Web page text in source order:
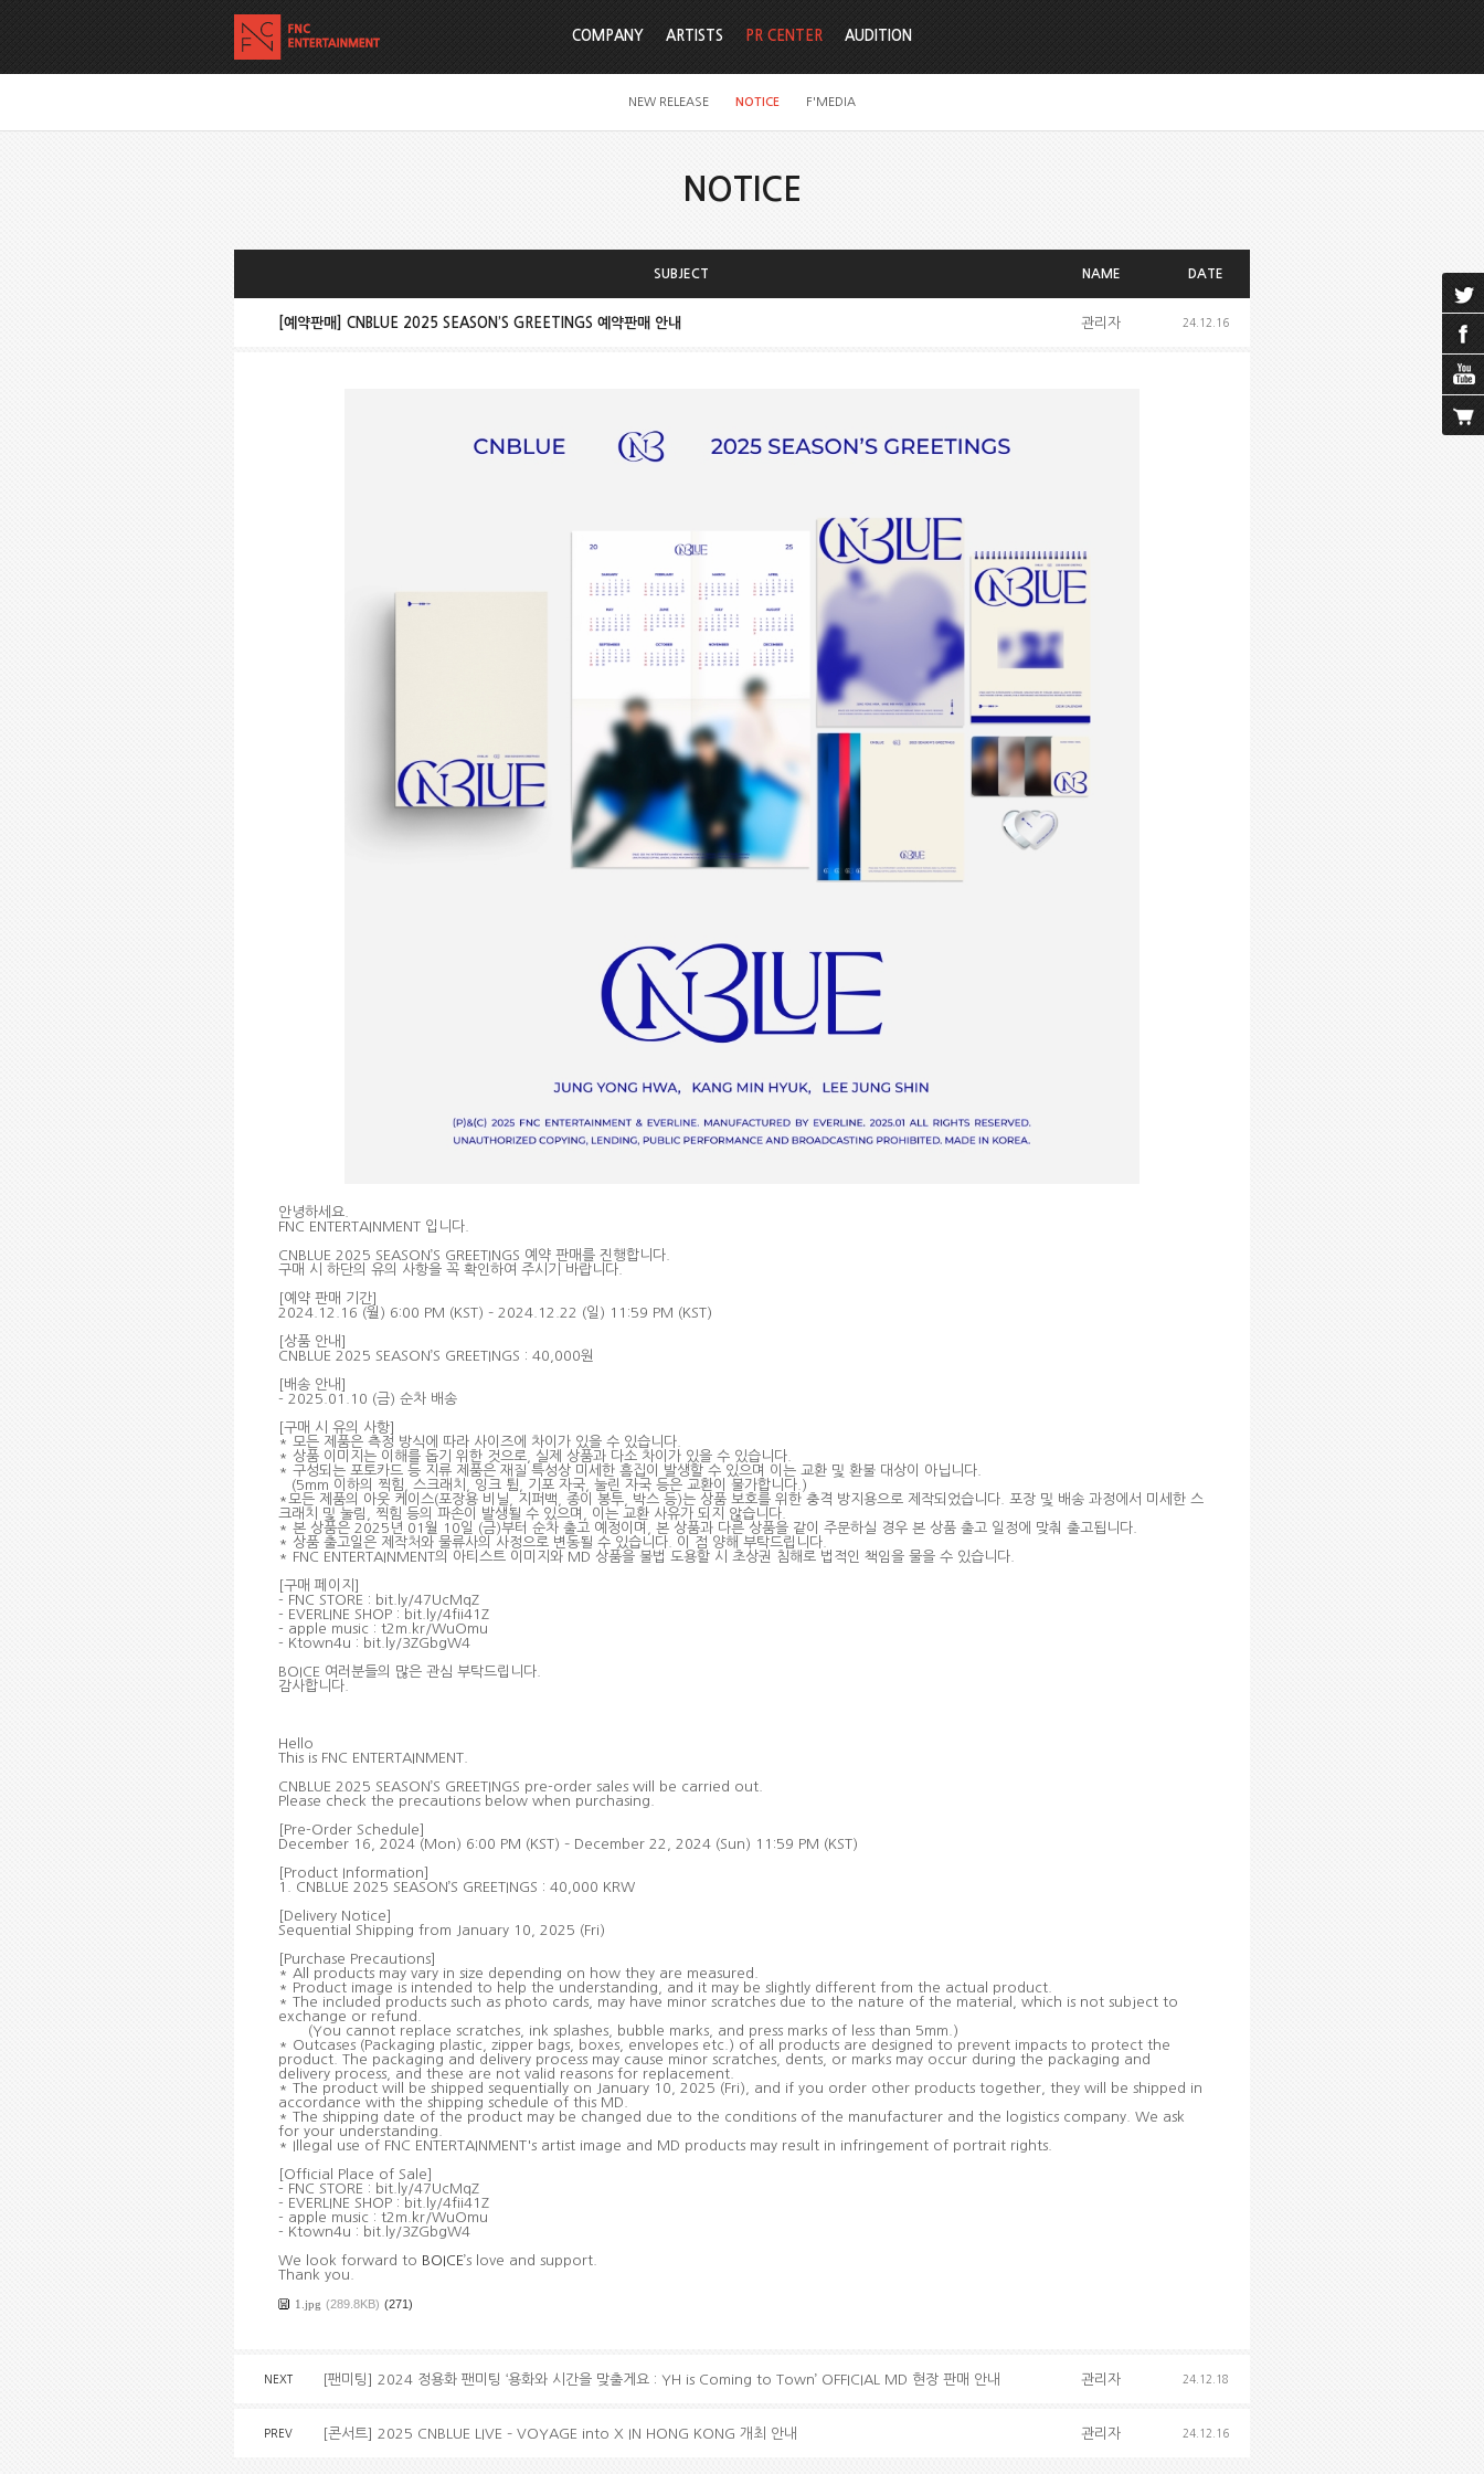
COMPANY ARTISTS PR CENTER
NEW RELEASE NOTICE F'MEDIA
AUDITION
NOTICE
SUBJECT NAME DATE
[예약판매] CNBLUE 2025 SEASON’S GREETINGS 예약판매 안내 관리자 24.12.16
안녕하세요
FNC ENTERTAINMENT 입니다
CNBLUE 2025 SEASON’S GREETINGS 예약 판매를 진행합니다
구매 시 하단의 유의 사항을 꼭 확인하여 주시기 바랍니다
[예약 판매 기간]
2024.12.16 (월 ) 6:00 PM (KST) – 2024.12.22 (일 ) 11:59 PM (KST)
[상품 안내]
CNBLUE 2025 SEASON’S GREETINGS : 40,000원
[배송 안내]
- 2025.01.10 (금) 순차 배송
[구매 시 유의 사항]
* 모든 제품은 측정 방식에 따라 사이즈에 차이가 있을 수 있습니다
* 상품 이미지는 이해를 돕기 위한 것으로 실제 상품과 다소 차이가 있을 수 있습니다
* 구성되는 포토카드 등 지류 제품은 재질 특성상 미세한 흠집이 발생할 수 있으며 이는 교환 및 환불 대상이 아닙니다
(5mm 이하의 찍힘 스크래치 잉크 튐 기포 자국 눌린 자국 등은 교환이 불가합니다 .)
*모든 제품의 아웃 케이스(포장용 비닐 지퍼백 종이 봉투 박스 등)는 상품 보호를 위한 충격 방지용으로 제작되었습니다
포장 및 배송 과정에서 미세한 스
크래치 및 눌림
찍힘 등의 파손이 발생될 수 있으며 이는 교환 사유가 되지 않습니다
* 본 상품은 2025 년 01 월 10일 (금)부터 순차 출고 예정이며 본 상품과 다른 상품을 같이 주문하실 경우 본 상품 출고 일정에 맞춰 출고됩니다
* 상품 출고일은 제작처와 물류사의 사정으로 변동될 수 있습니다 이 점 양해 부탁드립니다
* FNC ENTERTAINMENT의 아티스트 이미지와 MD 상품을 불법 도용할 시 초상권 침해로 법적인 책임을 물을 수 있습니다
[구매 페이지 ]
- FNC STORE : bit.ly/47UcMqZ
- EVERLINE SHOP : bit.ly/4fii41Z
- apple music : t2m.kr/WuOmu
- Ktown4u : bit.ly/3ZGbgW4
BOICE 여러분들의 많은 관심 부탁드립니다
감사합니다
Hello
This is FNC ENTERTAINMENT.
CNBLUE 2025 SEASON’S GREETINGS pre-order sales will be carried out.
Please check the precautions below when purchasing.
[Pre-Order Schedule]
December 16, 2024 (Mon) 6:00 PM (KST) – December 22, 2024 (Sun) 11:59 PM (KST)
[Product Information]
1. CNBLUE 2025 SEASON’S GREETINGS : 40,000 KRW
[Delivery Notice]
Sequential Shipping from January 10, 2025 (Fri)
[Purchase Precautions]
* All products may vary in size depending on how they are measured.
* Product image is intended to help the understanding, and it may be slightly different from the actual product.
* The included products such as photo cards, may have minor scratches due to the nature of the material, which is not subject to
exchange or refund.
(You cannot replace scratches, ink splashes, bubble marks, and press marks of less than 5mm.)
* Outcases (Packaging plastic, zipper bags, boxes, envelopes etc.) of all products are designed to prevent impacts to protect the
product. The packaging and delivery process may cause minor scratches, dents, or marks may occur during the packaging and
delivery process, and these are not valid reasons for replacement.
* The product will be shipped sequentially on January 10, 2025 (Fri), and if you order other products together, they will be shipped in
accordance with the shipping schedule of this MD.
* The shipping date of the product may be changed due to the conditions of the manufacturer and the logistics company. We ask
for your understanding.
* Illegal use of FNC ENTERTAINMENT's artist image and MD products may result in infringement of portrait rights.
[Official Place of Sale]
- FNC STORE : bit.ly/47UcMqZ
- EVERLINE SHOP : bit.ly/4fii41Z
- apple music : t2m.kr/WuOmu
- Ktown4u : bit.ly/3ZGbgW4
We look forward to BOICE’s love and support.
Thank you.
1.jpg (289.8KB) (271)
NEXT [팬미팅] 2024 정용화 팬미팅 ‘용화와 시간을 맞출게요 : YH is Coming to Town’ OFFICIAL MD 현장 판매 안내 관리자 24.12.18
PREV [콘서트] 2025 CNBLUE LIVE – VOYAGE into X IN HONG KONG 개최 안내 관리자 24.12.16